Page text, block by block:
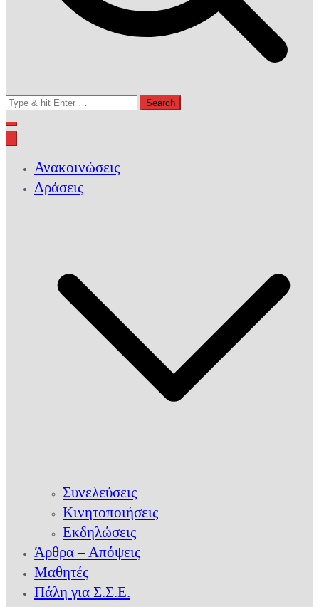
Search
for:
Ανακοινώσεις
Δράσεις
Συνελεύσεις
Κινητοποιήσεις
Εκδηλώσεις
Άρθρα – Απόψεις
Μαθητές
Πάλη για Σ.Σ.Ε.